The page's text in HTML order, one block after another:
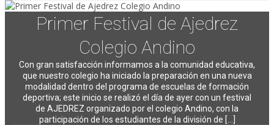
Primer Festival de Ajedrez
Colegio Andino
Con gran satisfacción informamos a la comunidad educativa,
que nuestro colegio ha iniciado la preparación en una nueva
modalidad dentro del programa de escuelas de formación
deportiva; este inicio se realizó el día de ayer con un festival
de AJEDREZ organizado por el colegio Andino, con la
participación de los estudiantes de la división de [...]